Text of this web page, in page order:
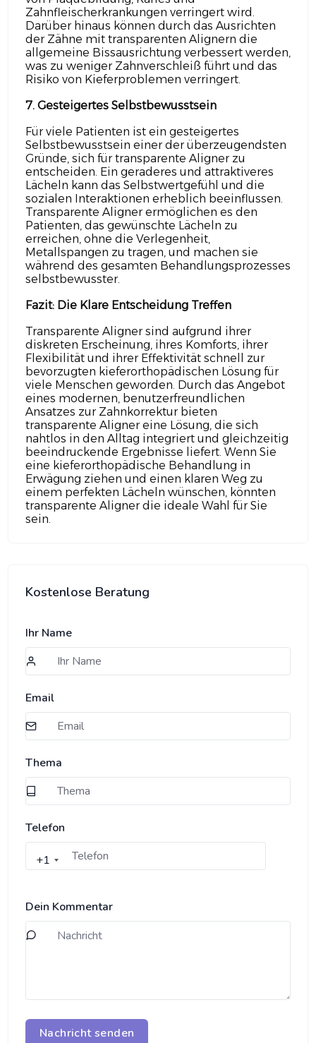
Zahnfleischerkrankungen verringert wird.
Darüber hinaus können durch das Ausrichten
der Zähne mit transparenten Alignern die
allgemeine Bissausrichtung verbessert werden,
was zu weniger Zahnverschleiß führt und das
Risiko von Kieferproblemen verringert.
7. Gesteigertes Selbstbewusstsein
Für viele Patienten ist ein gesteigertes
Selbstbewusstsein einer der überzeugendsten
Gründe, sich für transparente Aligner zu
entscheiden. Ein geraderes und attraktiveres
Lächeln kann das Selbstwertgefühl und die
sozialen Interaktionen erheblich beeinflussen.
Transparente Aligner ermöglichen es den
Patienten, das gewünschte Lächeln zu
erreichen, ohne die Verlegenheit,
Metallspangen zu tragen, und machen sie
während des gesamten Behandlungsprozesses
selbstbewusster.
Fazit: Die Klare Entscheidung Treffen
Transparente Aligner sind aufgrund ihrer
diskreten Erscheinung, ihres Komforts, ihrer
Flexibilität und ihrer Effektivität schnell zur
bevorzugten kieferorthopädischen Lösung für
viele Menschen geworden. Durch das Angebot
eines modernen, benutzerfreundlichen
Ansatzes zur Zahnkorrektur bieten
transparente Aligner eine Lösung, die sich
nahtlos in den Alltag integriert und gleichzeitig
beeindruckende Ergebnisse liefert. Wenn Sie
eine kieferorthopädische Behandlung in
Erwägung ziehen und einen klaren Weg zu
einem perfekten Lächeln wünschen, könnten
transparente Aligner die ideale Wahl für Sie
sein.
Kostenlose Beratung
Ihr Name
Email
Thema
Telefon
+1
Dein Kommentar
Nachricht senden